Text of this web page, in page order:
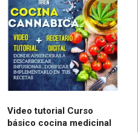
Video tutorial Curso
básico cocina medicinal